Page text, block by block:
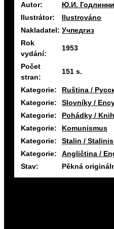
Autor:
Ю.И.
Ilustrátor:
Ilustrováno
Nakladatel: Учпедгиз
Rok
vydání:
1953
Počet
stran:
151 s.
Kategorie:
Ruština /
Kategorie:
Slovníky /
Kategorie:
Pohádky /
Kategorie:
Komunismus
Kategorie:
Stalin /
Kategorie:
Angličtina /
Stav:
Pěkná